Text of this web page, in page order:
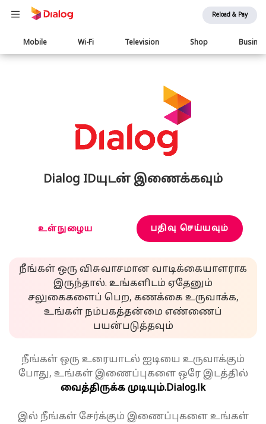
Reload & Pay
Main
navigation
Mobile Wi-Fi Television Shop
Dialog IDயுடன் இணைக்கவும்
உள்நுழைய பதிவு செய்யவும்
நீங்கள் ஒரு விசுவாசமான வாடிக்கையாளராக
இருந்தால். உங்களிடம் ஏதேனும்
சலுகைகளைப் பெற, கணக்கை உருவாக்க,
உங்கள் நம்பகத்தன்மை எண்ணைப்
பயன்படுத்தவும்
நீங்கள் ஒரு உரையாடல் ஐடியை உருவாக்கும்
போது, உங்கள் இணைப்புகளை ஒரே இடத்தில்
வைத்திருக்க முடியும்.Dialog.lk
இல் நீங்கள் சேர்க்கும் இணைப்புகளை உங்கள்